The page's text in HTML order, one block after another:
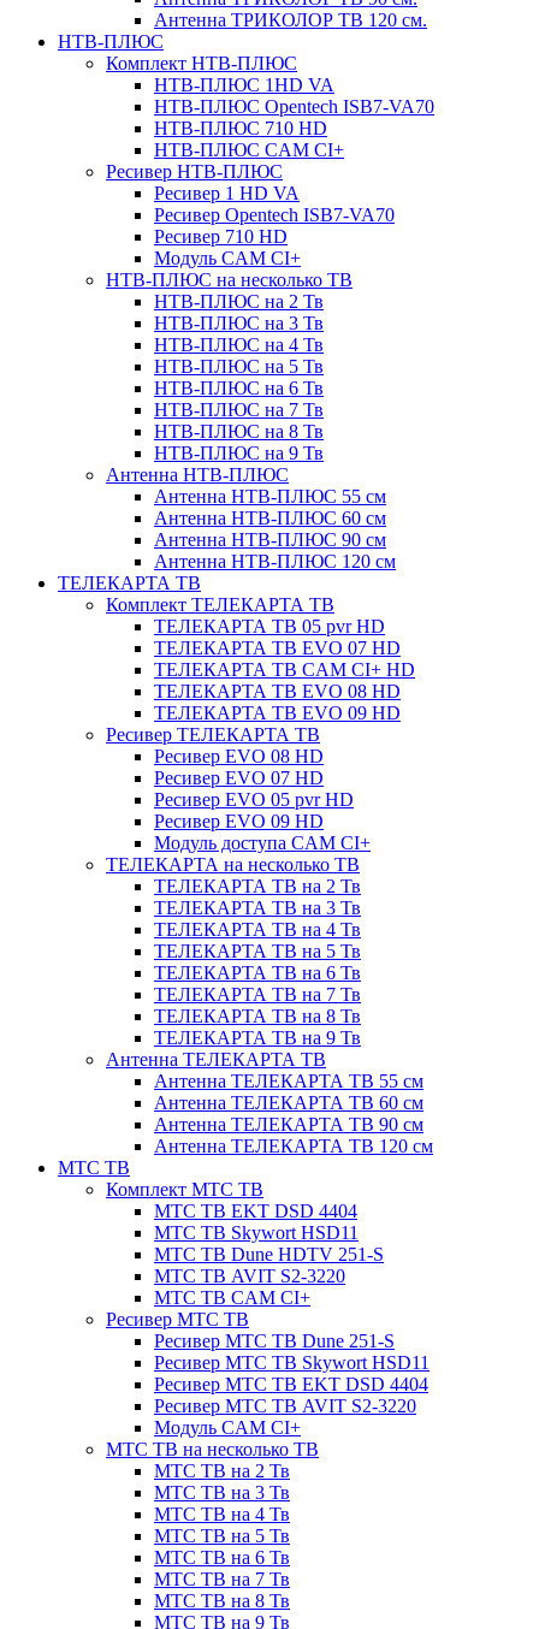
Антенна ТРИКОЛОР ТВ 120 см.
НТВ-ПЛЮС
Комплект НТВ-ПЛЮС
НТВ-ПЛЮС 1HD VA
НТВ-ПЛЮС Opentech ISB7-VA70
НТВ-ПЛЮС 710 HD
НТВ-ПЛЮС CAM CI+
Ресивер НТВ-ПЛЮС
Ресивер 1 HD VA
Ресивер Opentech ISB7-VA70
Ресивер 710 HD
Модуль CAM CI+
НТВ-ПЛЮС на несколько ТВ
НТВ-ПЛЮС на 2 Тв
НТВ-ПЛЮС на 3 Тв
НТВ-ПЛЮС на 4 Тв
НТВ-ПЛЮС на 5 Тв
НТВ-ПЛЮС на 6 Тв
НТВ-ПЛЮС на 7 Тв
НТВ-ПЛЮС на 8 Тв
НТВ-ПЛЮС на 9 Тв
Антенна НТВ-ПЛЮС
Антенна НТВ-ПЛЮС 55 см
Антенна НТВ-ПЛЮС 60 см
Антенна НТВ-ПЛЮС 90 см
Антенна НТВ-ПЛЮС 120 см
ТЕЛЕКАРТА ТВ
Комплект ТЕЛЕКАРТА ТВ
ТЕЛЕКАРТА ТВ 05 pvr HD
ТЕЛЕКАРТА ТВ EVO 07 HD
ТЕЛЕКАРТА ТВ CAM CI+ HD
ТЕЛЕКАРТА ТВ EVO 08 HD
ТЕЛЕКАРТА ТВ EVO 09 HD
Ресивер ТЕЛЕКАРТА ТВ
Ресивер EVO 08 HD
Ресивер EVO 07 HD
Ресивер EVO 05 pvr HD
Ресивер EVO 09 HD
Модуль доступа CAM CI+
ТЕЛЕКАРТА на несколько ТВ
ТЕЛЕКАРТА ТВ на 2 Тв
ТЕЛЕКАРТА ТВ на 3 Тв
ТЕЛЕКАРТА ТВ на 4 Тв
ТЕЛЕКАРТА ТВ на 5 Тв
ТЕЛЕКАРТА ТВ на 6 Тв
ТЕЛЕКАРТА ТВ на 7 Тв
ТЕЛЕКАРТА ТВ на 8 Тв
ТЕЛЕКАРТА ТВ на 9 Тв
Антенна ТЕЛЕКАРТА ТВ
Антенна ТЕЛЕКАРТА ТВ 55 см
Антенна ТЕЛЕКАРТА ТВ 60 см
Антенна ТЕЛЕКАРТА ТВ 90 см
Антенна ТЕЛЕКАРТА ТВ 120 см
МТС ТВ
Комплект МТС ТВ
МТС ТВ EKT DSD 4404
МТС ТВ Skywort HSD11
МТС ТВ Dune HDTV 251-S
МТС ТВ AVIT S2-3220
МТС ТВ CAM CI+
Ресивер МТС ТВ
Ресивер МТС ТВ Dune 251-S
Ресивер МТС ТВ Skywort HSD11
Ресивер МТС ТВ EKT DSD 4404
Ресивер МТС ТВ AVIT S2-3220
Модуль CAM CI+
МТС ТВ на несколько ТВ
МТС ТВ на 2 Тв
МТС ТВ на 3 Тв
МТС ТВ на 4 Тв
МТС ТВ на 5 Тв
МТС ТВ на 6 Тв
МТС ТВ на 7 Тв
МТС ТВ на 8 Тв
МТС ТВ на 9 Тв